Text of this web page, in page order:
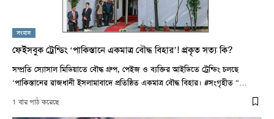
সংবাদ
ফেইসবুক ট্রেন্ডিং ‘পাকিস্তানে একমাত্র বৌদ্ধ বিহার’! প্রকৃত সত্য কি?
সম্প্রতি স্যোসাল মিডিয়াতে বৌদ্ধ গ্রুপ, পেইজ ও ব্যক্তির আইডিতে ট্রেন্ডিং চলছে
‘পাকিস্তানের রাজধানী ইসলামাবাদে প্রতিষ্ঠিত একমাত্র বৌদ্ধ বিহার। #সংগৃহীত “…
1 বার পাঠ করেছে